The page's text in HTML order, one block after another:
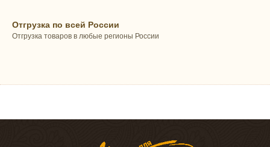
Отгрузка по всей России
Отгрузка товаров в любые регионы России